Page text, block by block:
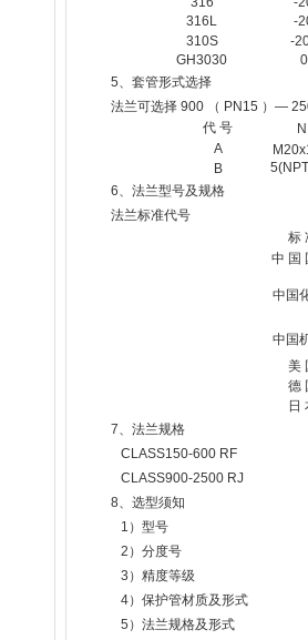
316L
-
310S
-
GH3030
5、套管形式选择
法兰可选择 900 （ PN15 ）—
代 号
N
A
B
6、法兰型号及规格
法兰标准代号
标
中 国
中国
中国
美
德
日
7、法兰规格
CLASS150-600 RF
CLASS900-2500 RJ
8、选型须知
1）型号
2）分度号
3）精度等级
4）保护管材质及形式
5）法兰规格及形式